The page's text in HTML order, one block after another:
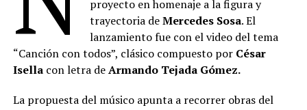
proyecto en homenaje a la figura y
trayectoria deMercedes Sosa. El
lanzamiento fue con el video del tema
“Canción con todos”, clásico compuesto por César
Isellacon letra deArmando Tejada Gómez.
La propuesta del músico apunta a recorrer obras del